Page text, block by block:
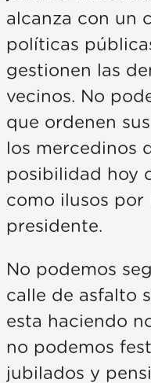
alcanza con un
políticas
gestionen las
vecinos. No
que ordenen
los mercedinos
posibilidad hoy
como ilusos por
presidente.
No podemos
calle de asfalto
esta haciendo
no podemos
jubilados y